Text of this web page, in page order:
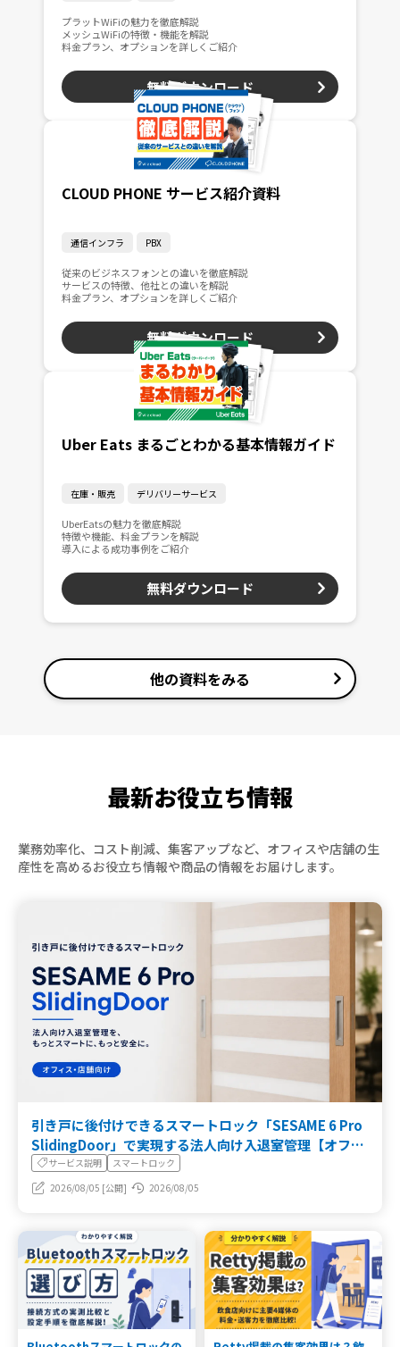
プラットWiFiの魅力を徹底解説
メッシュWiFiの特徴・機能を解説
料金プラン、オプションを詳しくご紹介
無料ダウンロード
CLOUD PHONE サービス紹介資料
通信インフラ PBX
従来のビジネスフォンとの違いを徹底解説
サービスの特徴、他社との違いを解説
料金プラン、オプションを詳しくご紹介
無料ダウンロード
Uber Eats まるごとわかる基本情報ガイド
在庫・販売 デリバリーサービス
UberEatsの魅力を徹底解説
特徴や機能、料金プランを解説
導入による成功事例をご紹介
無料ダウンロード
他の資料をみる
最新お役立ち情報
業務効率化、コスト削減、集客アップなど、オフィスや店舗の生
産性を高めるお役立ち情報や商品の情報をお届けします。
引き戸に後付けできるスマートロック「SESAME 6 Pro
SlidingDoor」で実現する法人向け入退室管理【オフィ
ス・店舗向け】
サービス説明
スマートロック
2026/08/05 [公開]
2026/08/05